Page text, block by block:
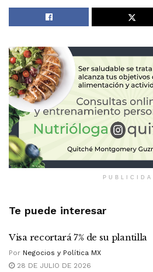
Te puede interesar
Visa recortará 7% de su plantilla
Por Negocios y Política MX
28 DE JULIO DE 2026